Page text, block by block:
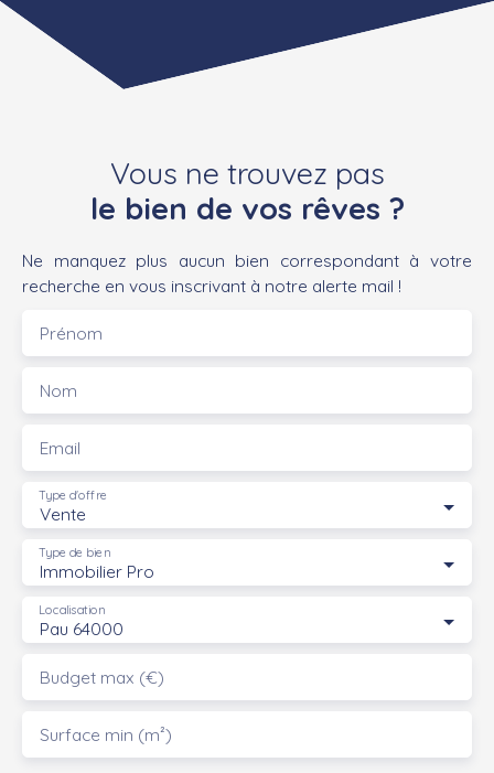
Vous ne trouvez pas
le bien de vos rêves ?
Ne manquez plus aucun bien correspondant à votre
recherche en vous inscrivant à notre alerte mail !
Prénom
Nom
Email
Vente
Type d'offre
Immobilier Pro
Type de bien
Pau 64000
Localisation
Budget max (€)
Surface min (m²)